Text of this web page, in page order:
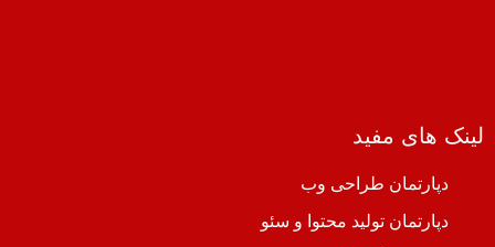
لینک های مفید
دپارتمان طراحی وب
دپارتمان تولید محتوا و سئو